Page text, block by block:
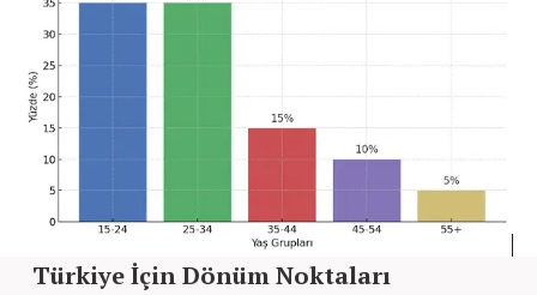
Türkiye İçin Dönüm Noktaları